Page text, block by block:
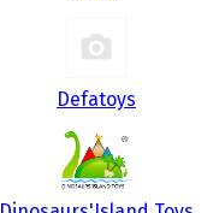
Defatoys